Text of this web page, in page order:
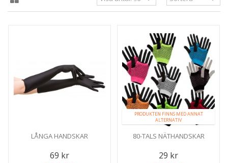
LÅNGA HANDSKAR
69 kr
PRODUKTEN FINNS MED ANNAT
ALTERNATIV
80-TALS NÄTHANDSKAR
29 kr